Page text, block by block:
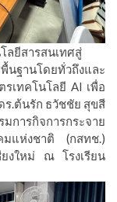
ลยีสารสนเทศสู่
ฐานโดยทั่วถึงและ
เทคโนโลยี AI เพื่อ
ร.ต้นรัก ธวัชชัย สุขสี
ารกิจการกระจาย
มแห่งชาติ (กสทช.)
ยงใหม่ ณ โรงเรียน